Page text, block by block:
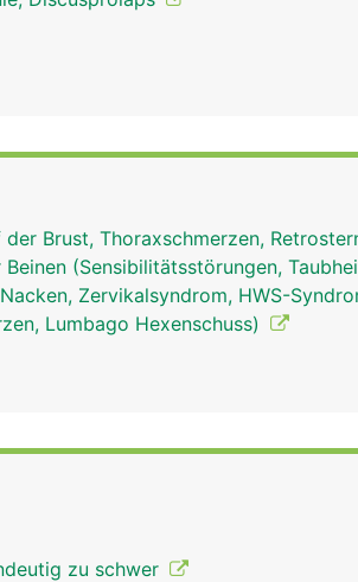
Brustwirbelsäule Mann
Brust, Thoraxschmerzen,
(Sensibilitätsstörungen,
Zervikalsyndrom, HWS-
Lumbago Hexenschuss)
zu schwer